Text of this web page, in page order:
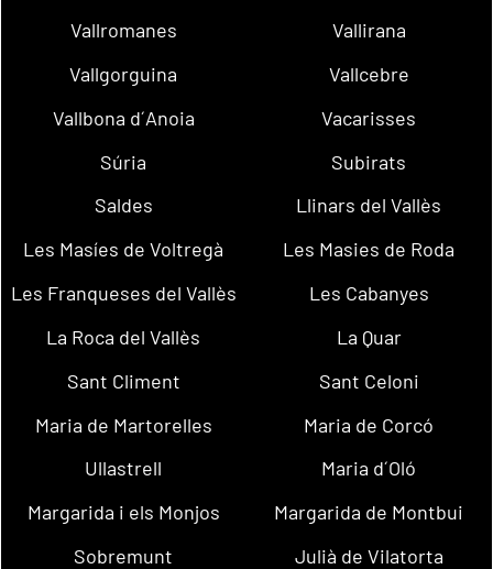
Vallromanes
Vallirana
Vallgorguina
Vallcebre
Vallbona d´Anoia
Vacarisses
Súria
Subirats
Saldes
Llinars del Vallès
Les Masíes de Voltregà
Les Masies de Roda
Les Franqueses del Vallès
Les Cabanyes
La Roca del Vallès
La Quar
Sant Climent
Sant Celoni
Maria de Martorelles
Maria de Corcó
Ullastrell
Maria d´Oló
Margarida i els Monjos
Margarida de Montbui
Sobremunt
Julià de Vilatorta